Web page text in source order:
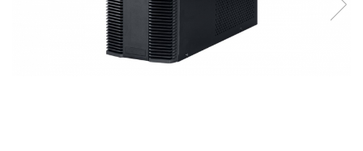
Sisteme de management (BMS)
Redresoare, incarcatoare si testere